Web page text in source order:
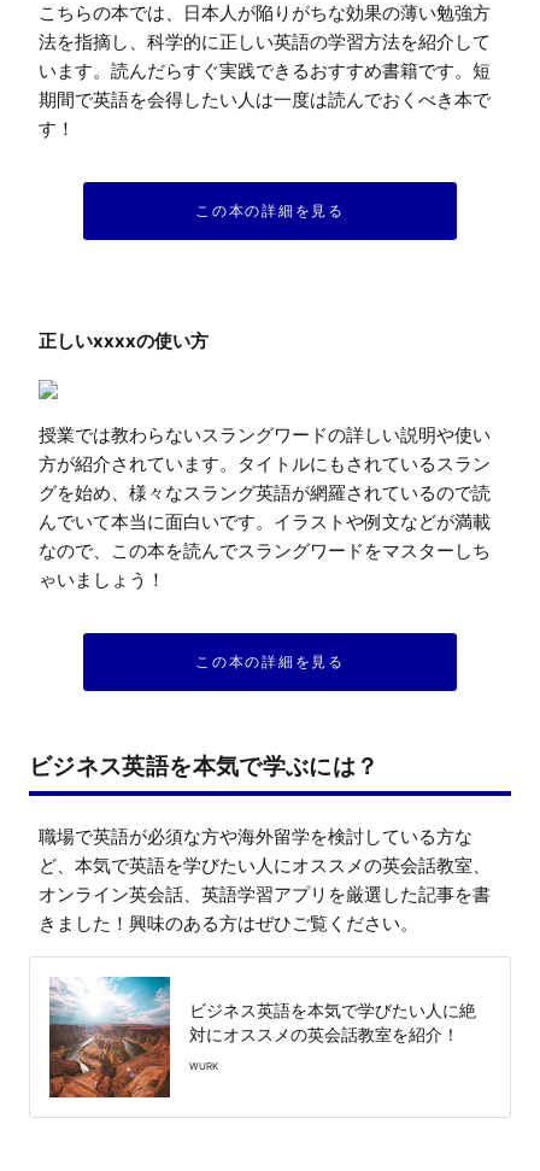
こちらの本では、日本人が陥りがちな効果の薄い勉強方
法を指摘し、科学的に正しい英語の学習方法を紹介して
います。読んだらすぐ実践できるおすすめ書籍です。短
期間で英語を会得したい人は一度は読んでおくべき本で
す！
この本の詳細を見る
授業では教わらないスラングワードの詳しい説明や使い
方が紹介されています。タイトルにもされているスラン
グを始め、様々なスラング英語が網羅されているので読
んでいて本当に面白いです。イラストや例文などが満載
なので、この本を読んでスラングワードをマスターしち
ゃいましょう！
この本の詳細を見る
ビジネス英語を本気で学ぶには？
職場で英語が必須な方や海外留学を検討している方な
ど、本気で英語を学びたい人にオススメの英会話教室、
オンライン英会話、英語学習アプリを厳選した記事を書
きました！興味のある方はぜひご覧ください。
ビジネス英語を本気で学びたい人に絶
対にオススメの英会話教室を紹介！
WURK